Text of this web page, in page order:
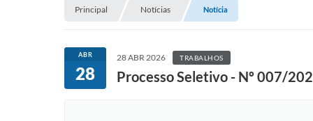
Principal Notícias Notícia
ABR
28
28 ABR 2026 TRABALHOS
Processo Seletivo - Nº 007/